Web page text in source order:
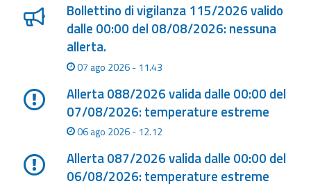
Previsioni e dati
Dati osservati
Bollettino di vigilanza 115/2026 valido
dalle 00:00 del 08/08/2026: nessuna
allerta.
07 ago 2026 - 11.43
Allerta 088/2026 valida dalle 00:00 del
07/08/2026: temperature estreme
06 ago 2026 - 12.12
Allerta 087/2026 valida dalle 00:00 del
06/08/2026: temperature estreme